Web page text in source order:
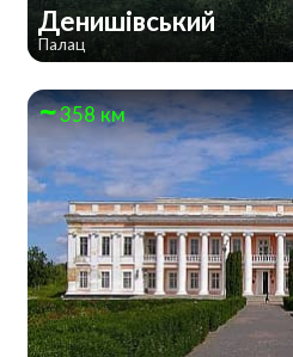
Денишівський
Палац
358 км